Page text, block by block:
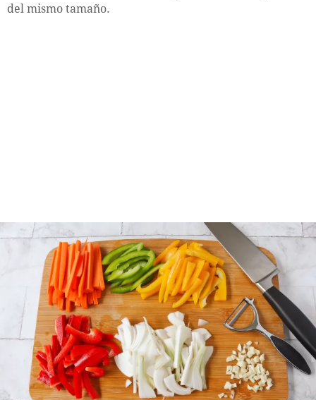
del mismo tamaño.